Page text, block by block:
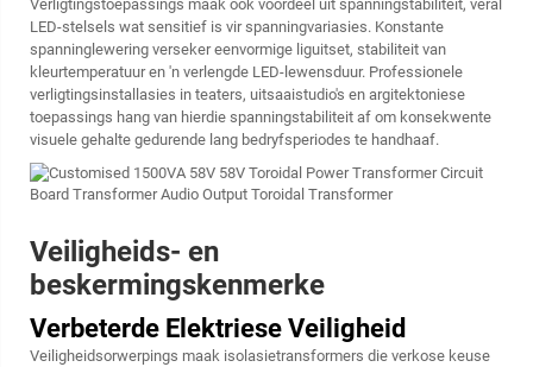
Verligtingstoepassings maak ook voordeel uit spanningstabiliteit, veral
LED-stelsels wat sensitief is vir spanningvariasies. Konstante
spanninglewering verseker eenvormige liguitset, stabiliteit van
kleurtemperatuur en 'n verlengde LED-lewensduur. Professionele
verligtingsinstallasies in teaters, uitsaaistudio's en argitektoniese
toepassings hang van hierdie spanningstabiliteit af om konsekwente
visuele gehalte gedurende lang bedryfsperiodes te handhaaf.
Veiligheids- en
beskermingskenmerke
Verbeterde Elektriese Veiligheid
Veiligheidsorwerpings maak isolasietransformers die verkose keuse